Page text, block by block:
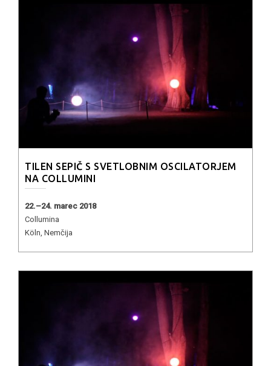
TILEN SEPIČ S SVETLOBNIM OSCILATORJEM
NA COLLUMINI
22.–24. marec 2018
Collumina
Köln, Nemčija